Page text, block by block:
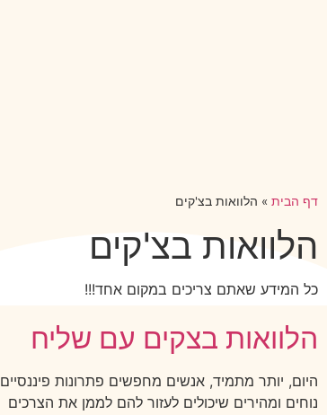
דף הבית » הלוואות בצ'קים
הלוואות בצ'קים
כל המידע שאתם צריכים במקום אחד!!!
הלוואות בצקים עם שליח
היום, יותר מתמיד, אנשים מחפשים פתרונות פיננסיים
נוחים ומהירים שיכולים לעזור להם לממן את הצרכים